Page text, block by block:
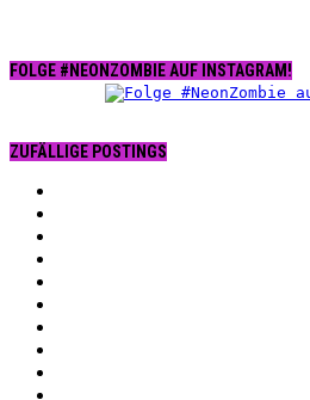
FOLGE #NEONZOMBIE AUF INSTAGRAM!
ZUFÄLLIGE POSTINGS